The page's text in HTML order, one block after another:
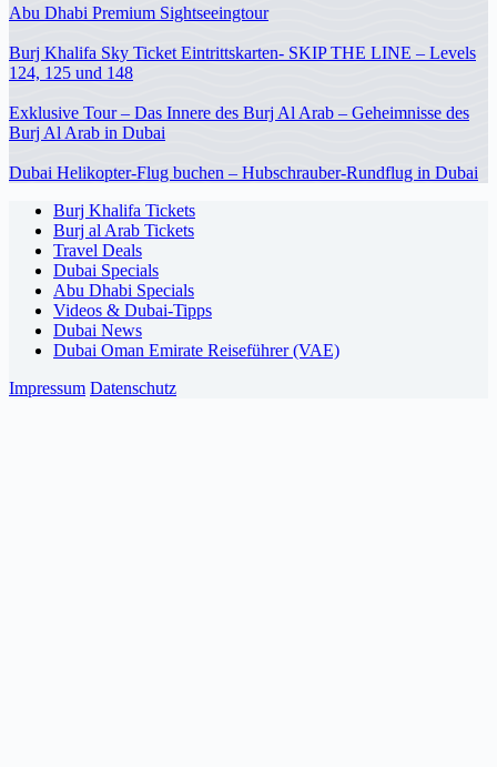
Abu Dhabi Premium Sightseeingtour
Burj Khalifa Sky Ticket Eintrittskarten- SKIP THE LINE – Levels
124, 125 und 148
Exklusive Tour – Das Innere des Burj Al Arab – Geheimnisse des
Burj Al Arab in Dubai
Dubai Helikopter-Flug buchen – Hubschrauber-Rundflug in Dubai
Burj Khalifa Tickets
Burj al Arab Tickets
Travel Deals
Dubai Specials
Abu Dhabi Specials
Videos & Dubai-Tipps
Dubai News
Dubai Oman Emirate Reiseführer (VAE)
Impressum Datenschutz